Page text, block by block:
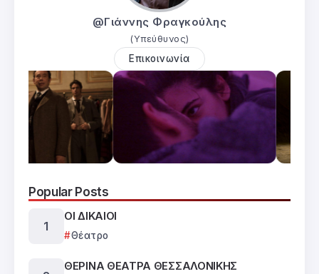
@Γιάννης Φραγκούλης
(Υπεύθυνος)
Επικοινωνία
Popular Posts
ΟΙ ΔΙΚΑΙΟΙ
Θέατρο
ΘΕΡΙΝΑ ΘΕΑΤΡΑ ΘΕΣΣΑΛΟΝΙΚΗΣ